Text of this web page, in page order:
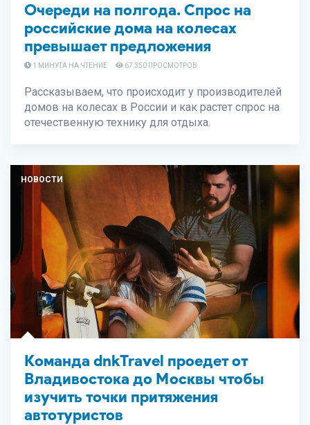
Очереди на полгода. Спрос на
российские дома на колесах
превышает предложения
1 МИНУТА НА ЧТЕНИЕ 67 350 ПРОСМОТРОВ
Рассказываем, что происходит у производителей
домов на колесах в России и как растет спрос на
отечественную технику для отдыха.
НОВОСТИ
Команда dnkTravel проедет от
Владивостока до Москвы чтобы
изучить точки притяжения
автотуристов